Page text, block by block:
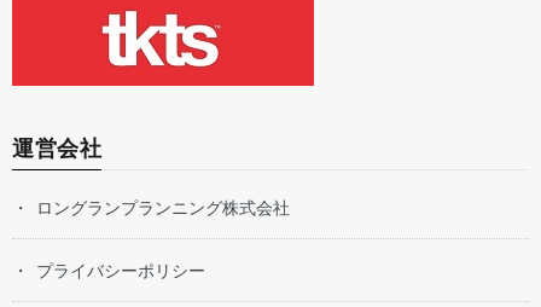
運営会社
ロングランプランニング株式会社
プライバシーポリシー